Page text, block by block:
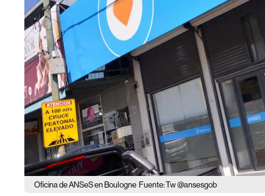
Oficina de ANSeS en Boulogne Fuente: Tw @ansesgob